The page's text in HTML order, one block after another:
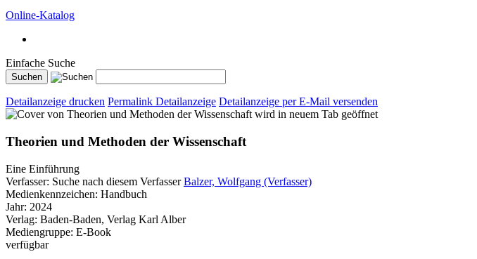
Online-Katalog
Einfache Suche
Detailanzeige drucken Permalink Detailanzeige Detailanzeige per E-Mail versenden
wird in neuem Tab geöffnet
Theorien und Methoden der Wissenschaft
Eine Einführung
Verfasser: Suche nach diesem Verfasser Balzer, Wolfgang (Verfasser)
Medienkennzeichen: Handbuch
Jahr: 2024
Verlag: Baden-Baden, Verlag Karl Alber
Mediengruppe: E-Book
verfügbar